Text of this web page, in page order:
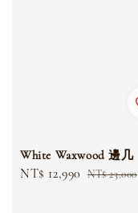
White Waxwood 邊几
Sale
NT$ 12,990 Regular
NT$ 23,000